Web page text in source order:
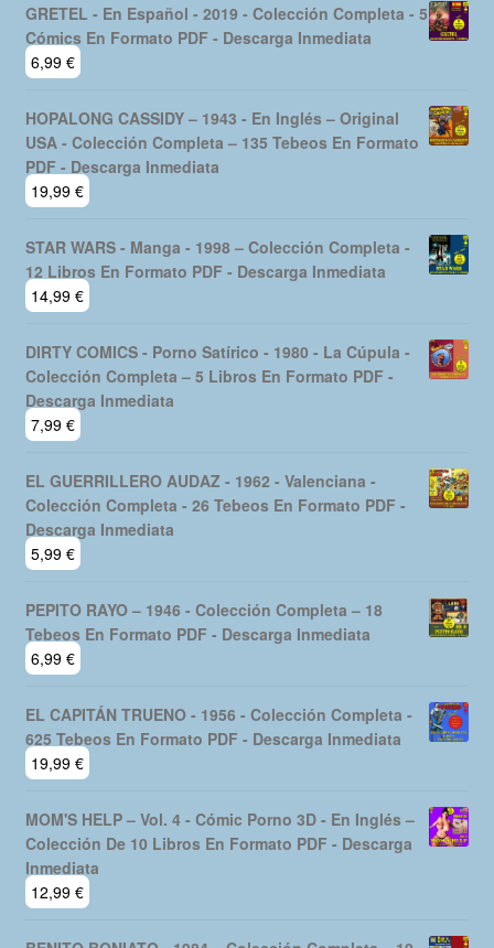
GRETEL - En Español - 2019 - Colección Completa - 5
Cómics En Formato PDF - Descarga Inmediata
6,99 €
HOPALONG CASSIDY – 1943 - En Inglés – Original
USA - Colección Completa – 135 Tebeos En Formato
PDF - Descarga Inmediata
19,99 €
STAR WARS - Manga - 1998 – Colección Completa -
12 Libros En Formato PDF - Descarga Inmediata
14,99 €
DIRTY COMICS - Porno Satírico - 1980 - La Cúpula -
Colección Completa – 5 Libros En Formato PDF -
Descarga Inmediata
7,99 €
EL GUERRILLERO AUDAZ - 1962 - Valenciana -
Colección Completa - 26 Tebeos En Formato PDF -
Descarga Inmediata
5,99 €
PEPITO RAYO – 1946 - Colección Completa – 18
Tebeos En Formato PDF - Descarga Inmediata
6,99 €
EL CAPITÁN TRUENO - 1956 - Colección Completa -
625 Tebeos En Formato PDF - Descarga Inmediata
19,99 €
MOM'S HELP – Vol. 4 - Cómic Porno 3D - En Inglés –
Colección De 10 Libros En Formato PDF - Descarga
Inmediata
12,99 €